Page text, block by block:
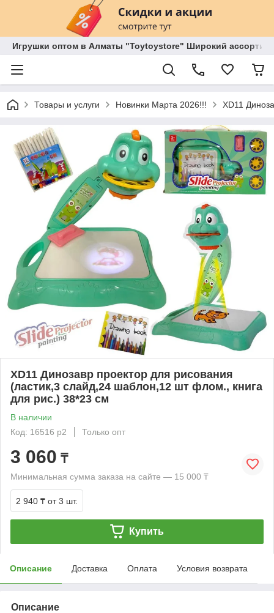
Игрушки оптом в Алматы "Toytoystore" Широкий
Товары и услуги Новинки Марта 2026!!! XD11
XD11 Динозавр проектор для рисования
(ластик,3 слайд,24 шаблон,12 шт флом., книга
для рис.) 38*23 см
В наличии
Код: 16516 р2
Только опт
3 060 ₸
Минимальная сумма заказа на сайте — 15 000 ₸
2 940 ₸ от 3 шт.
Купить
Описание Доставка Оплата Условия возврата
Описание